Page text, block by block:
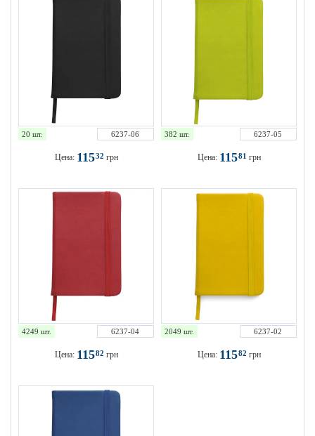
20 шт. 6237-06
Цена: 11532 грн
382 шт. 6237-05
Цена: 11581 грн
4249 шт. 6237-04
Цена: 11582 грн
2049 шт. 6237-02
Цена: 11582 грн